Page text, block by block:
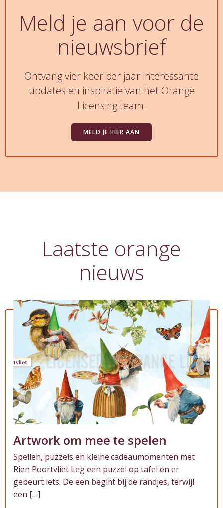
Meld je aan voor de
nieuwsbrief
Ontvang vier keer per jaar interessante
updates en inspiratie van het Orange
Licensing team.
MELD JE HIER AAN
Laatste orange
nieuws
Artwork om mee te spelen
Spellen, puzzels en kleine cadeaumomenten met
Rien Poortvliet Leg een puzzel op tafel en er
gebeurt iets. De een begint bij de randjes, terwijl
een […]